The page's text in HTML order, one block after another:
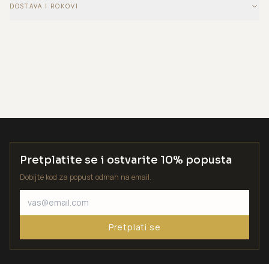
DOSTAVA I ROKOVI
Pretplatite se i ostvarite 10% popusta
Dobijte kod za popust odmah na email.
Pretplati se